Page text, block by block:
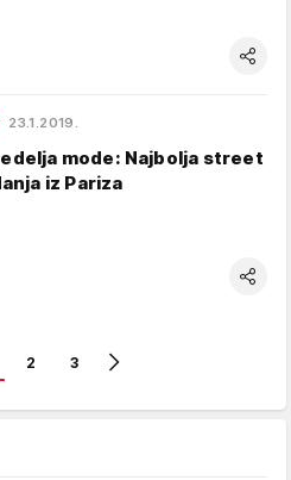
23.1.2019.
mode: Najbolja street
iz Pariza
2 3